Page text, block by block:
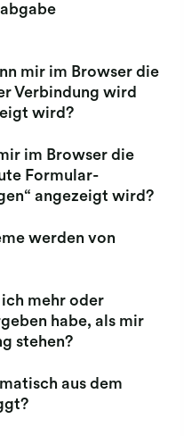
mir im Browser die
Verbindung wird
wird?
im Browser die
Formular-
angezeigt wird?
werden von
mehr oder
habe, als mir
stehen?
aus dem